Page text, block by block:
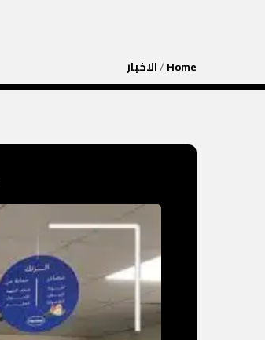
Home
/الاخبار